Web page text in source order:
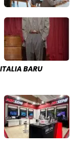
BARU